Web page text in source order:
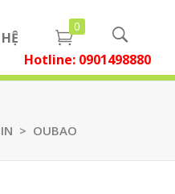
0
Hotline: 0901498880
> OUBAO